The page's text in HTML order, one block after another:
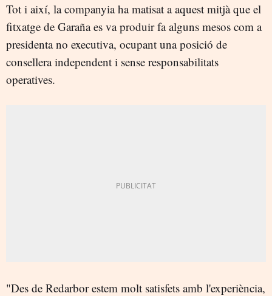
Tot i així, la companyia ha matisat a aquest mitjà que el
fitxatge de Garaña es va produir fa alguns mesos com a
presidenta no executiva, ocupant una posició de
consellera independent i sense responsabilitats
operatives.
"Des de Redarbor estem molt satisfets amb l'experiència,